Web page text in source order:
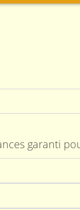
garanti